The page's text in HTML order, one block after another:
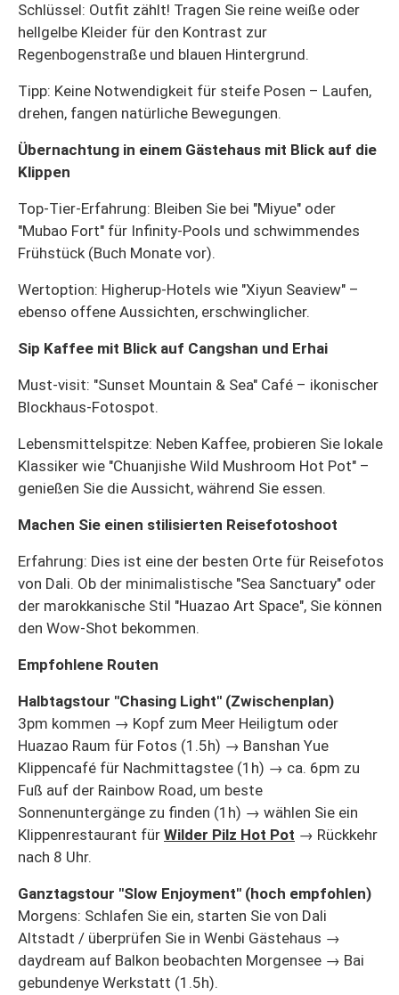
Schlüssel: Outfit zählt! Tragen Sie reine weiße oder
hellgelbe Kleider für den Kontrast zur
Regenbogenstraße und blauen Hintergrund.
Tipp: Keine Notwendigkeit für steife Posen – Laufen,
drehen, fangen natürliche Bewegungen.
Übernachtung in einem Gästehaus mit Blick auf die
Klippen
Top-Tier-Erfahrung: Bleiben Sie bei "Miyue" oder
"Mubao Fort" für Infinity-Pools und schwimmendes
Frühstück (Buch Monate vor).
Wertoption: Higherup-Hotels wie "Xiyun Seaview" –
ebenso offene Aussichten, erschwinglicher.
Sip Kaffee mit Blick auf Cangshan und Erhai
Must-visit: "Sunset Mountain & Sea" Café – ikonischer
Blockhaus-Fotospot.
Lebensmittelspitze: Neben Kaffee, probieren Sie lokale
Klassiker wie "Chuanjishe Wild Mushroom Hot Pot" –
genießen Sie die Aussicht, während Sie essen.
Machen Sie einen stilisierten Reisefotoshoot
Erfahrung: Dies ist eine der besten Orte für Reisefotos
von Dali. Ob der minimalistische "Sea Sanctuary" oder
der marokkanische Stil "Huazao Art Space", Sie können
den Wow-Shot bekommen.
Empfohlene Routen
Halbtagstour "Chasing Light" (Zwischenplan)
3pm kommen → Kopf zum Meer Heiligtum oder
Huazao Raum für Fotos (1.5h) → Banshan Yue
Klippencafé für Nachmittagstee (1h) → ca. 6pm zu
Fuß auf der Rainbow Road, um beste
Sonnenuntergänge zu finden (1h) → wählen Sie ein
Klippenrestaurant für Wilder Pilz Hot Pot → Rückkehr
nach 8 Uhr.
Ganztagstour "Slow Enjoyment" (hoch empfohlen)
Morgens: Schlafen Sie ein, starten Sie von Dali
Altstadt / überprüfen Sie in Wenbi Gästehaus →
daydream auf Balkon beobachten Morgensee → Bai
gebundenye Werkstatt (1.5h).